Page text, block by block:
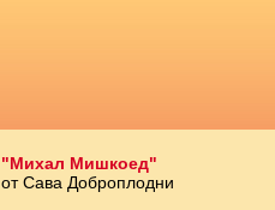
"Михал Мишкоед"
от Сава Доброплодни